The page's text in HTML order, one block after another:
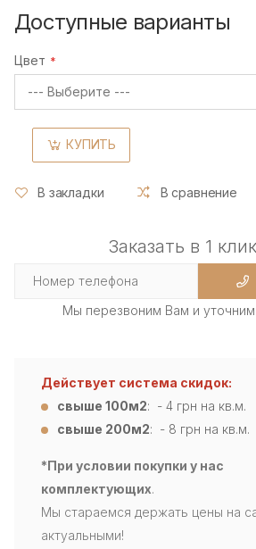
Доступные варианты
Цвет
КУПИТЬ
В закладки В сравнение
Заказать в 1 клик
Мы перезвоним Вам и уточним
Действует система скидок:
свыше 100м2: - 4 грн на кв.м.
свыше 200м2: - 8 грн на кв.м.
*При условии покупки у нас
комплектующих.
Мы стараемся держать цены на
актуальными!